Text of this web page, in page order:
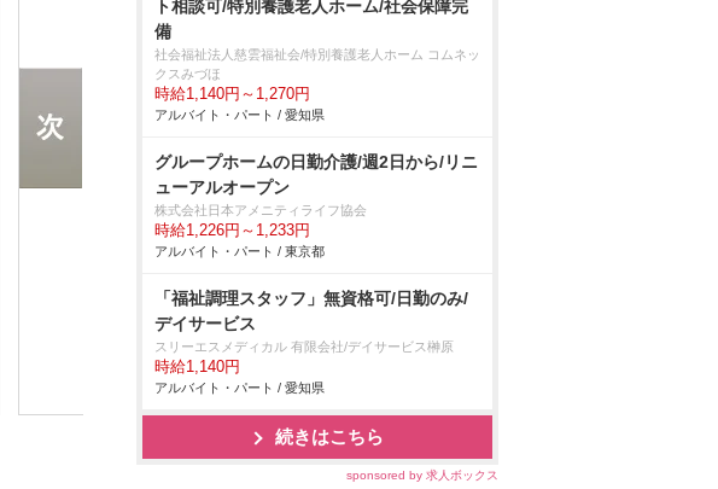
ト相談可/特別養護老人ホーム/社会保障完
備
社会福祉法人慈雲福祉会/特別養護老人ホーム コムネッ
クスみづほ
時給1,140円～1,270円
アルバイト・パート / 愛知県
グループホームの日勤介護/週2日から/リニ
ューアルオープン
株式会社日本アメニティライフ協会
時給1,226円～1,233円
アルバイト・パート / 東京都
「福祉調理スタッフ」無資格可/日勤のみ/
デイサービス
スリーエスメディカル 有限会社/デイサービス榊原
時給1,140円
アルバイト・パート / 愛知県
続きはこちら
sponsored by 求人ボックス